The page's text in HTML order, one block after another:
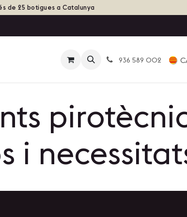
de 25 botigues a Catalunya
Història 936 589 002
i